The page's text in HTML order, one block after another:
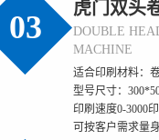
03
虎门双头
DOUBLE
MACHINE
适合印刷材料：
型号尺寸：
印刷速度0-3000
可按客户需求量